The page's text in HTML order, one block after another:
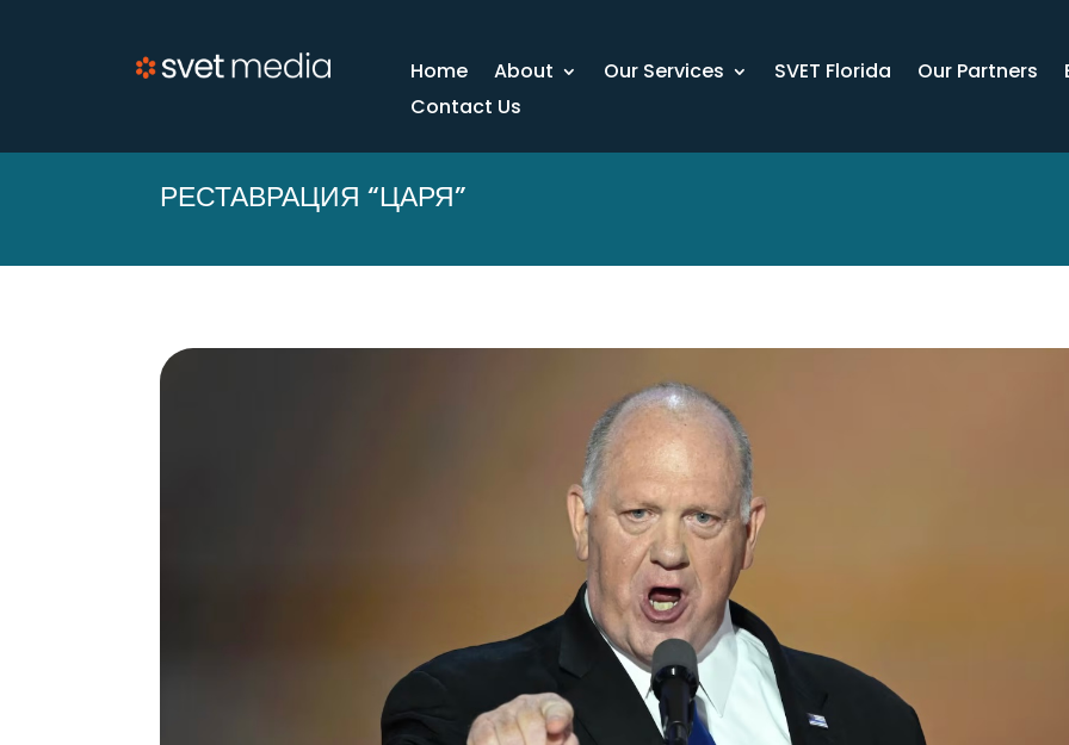
Home About Our Services SVET Florida Our Partners
Contact Us
РЕСТАВРАЦИЯ “ЦАРЯ”